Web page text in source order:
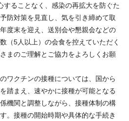
することなく、感染の再拡大を防ぐた
防対策を見直し、気を引き締めて取
度末を迎え、送別会や懇親会などの
（5人以上）の会食を控えていただく
まのご理解とご協力をよろしくお願
ワクチンの接種については、国から
踏まえ、速やかに接種が可能となる
機関と調整しながら、接種体制の構
。接種の開始時期や具体的な手続き